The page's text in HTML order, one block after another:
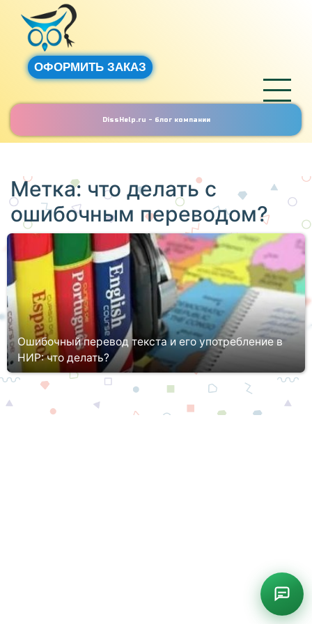
ОФОРМИТЬ ЗАКАЗ
DissHelp.ru - блог компании
Метка: что делать с
ошибочным переводом?
Ошибочный перевод текста и его употребление в
НИР: что делать?
Ошибочный перевод текста - одна из наиболее
распространенных проблем, с которой сталкиваются студенты
и исследователи в процессе научно-исследовательской работы